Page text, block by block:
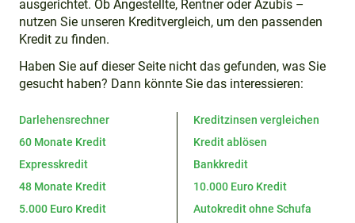
ausgerichtet. Ob Angestellte, Rentner oder Azubis –
nutzen Sie unseren Kreditvergleich, um den passenden
Kredit zu finden.
Haben Sie auf dieser Seite nicht das gefunden, was Sie
gesucht haben? Dann könnte Sie das interessieren:
Darlehensrechner
Kreditzinsen vergleichen
60 Monate Kredit
Kredit ablösen
Expresskredit
Bankkredit
48 Monate Kredit
10.000 Euro Kredit
5.000 Euro Kredit
Autokredit ohne Schufa